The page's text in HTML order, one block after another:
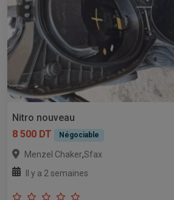
Nitro nouveau
8 500 DT
Négociable
Menzel Chaker,Sfax
Il y a 2 semaines